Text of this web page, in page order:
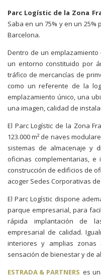
Parc Logístic de la Zona
Saba en un 75% y en un 25%
Barcelona.
Dentro de un
un entorno constituido por
tráfico de mercancías de
como un referente de la
emplazamiento único, una
una imagen, calidad de
El Parc Logístic de la Zona
123.000 m² de naves
sistemas de almacenaje y
oficinas complementarias,
construcción de edificios de
acoger Sedes Corporativas
El Parc Logístic dispone
parque empresarial, para
rápida implantación de
empresarial de calidad.
interiores y amplias zonas
sensación de bienestar y de
ESTRADA & PARTNERS es